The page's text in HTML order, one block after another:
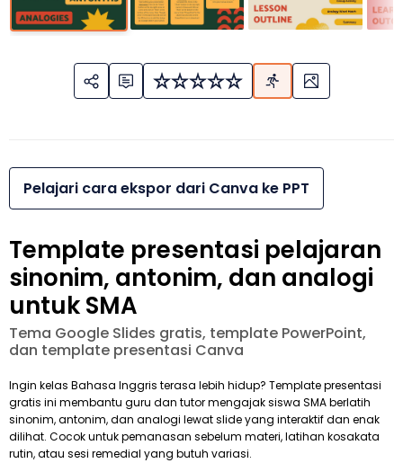
Pelajari cara ekspor dari Canva ke PPT
Template presentasi pelajaran
sinonim, antonim, dan analogi
untuk SMA
Tema Google Slides gratis, template PowerPoint,
dan template presentasi Canva
Ingin kelas Bahasa Inggris terasa lebih hidup? Template presentasi
gratis ini membantu guru dan tutor mengajak siswa SMA berlatih
sinonim, antonim, dan analogi lewat slide yang interaktif dan enak
dilihat. Cocok untuk pemanasan sebelum materi, latihan kosakata
rutin, atau sesi remedial yang butuh variasi.